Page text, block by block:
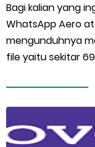
Bagi kalian yang
WhatsApp Aero
mengunduhnya
file yaitu sekitar 69